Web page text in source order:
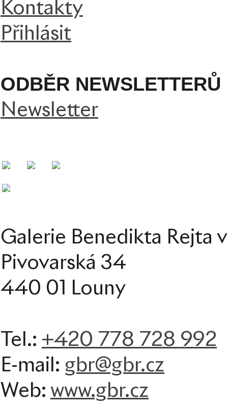
Kontakty
Přihlásit
ODBĚR NEWSLETTERŮ
Newsletter
Galerie Benedikta Rejta
Pivovarská 34
440 01 Louny
Tel.: +420 778 728 992
E-mail: gbr@gbr.cz
Web: www.gbr.cz